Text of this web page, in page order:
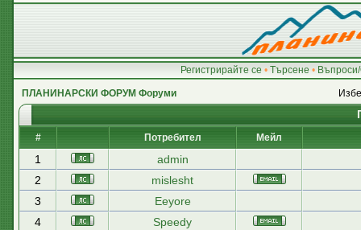
Регистрирайте се • Търсене •
ПЛАНИНАРСКИ ФОРУМ Форуми
# Потребител Мейл
1
admin
2
mislesht
3
Eeyore
4
Speedy